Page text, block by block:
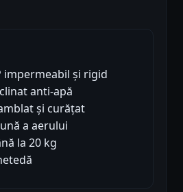
impermeabil și rigid
anti-apă
și curățat
a aerului
la 20 kg